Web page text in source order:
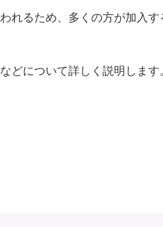
れるため、多くの方が加入
どについて詳しく説明します。